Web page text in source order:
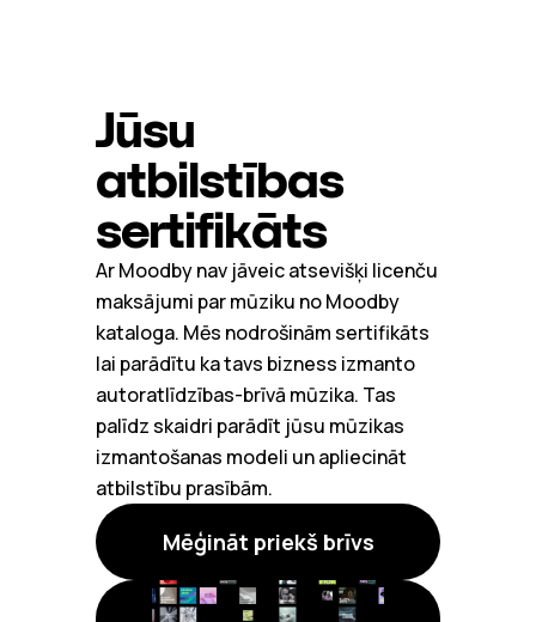
Jūsu
atbilstības
sertifikāts
Ar Moodby nav jāveic atsevišķi licenču
maksājumi par mūziku no Moodby
kataloga. Mēs nodrošinām sertifikāts
lai parādītu ka tavs bizness izmanto
autoratlīdzības-brīvā mūzika. Tas
palīdz skaidri parādīt jūsu mūzikas
izmantošanas modeli un apliecināt
atbilstību prasībām.
Mēģināt priekš brīvs